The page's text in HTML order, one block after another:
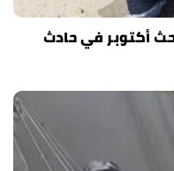
أكتوبر في حادث